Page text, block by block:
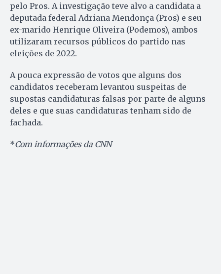
pelo Pros. A investigação teve alvo a candidata a
deputada federal Adriana Mendonça (Pros) e seu
ex-marido Henrique Oliveira (Podemos), ambos
utilizaram recursos públicos do partido nas
eleições de 2022.
A pouca expressão de votos que alguns dos
candidatos receberam levantou suspeitas de
supostas candidaturas falsas por parte de alguns
deles e que suas candidaturas tenham sido de
fachada.
*Com informações da CNN